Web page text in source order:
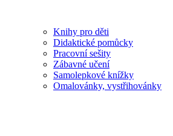
Knihy pro děti
Didaktické pomůcky
Pracovní sešity
Zábavné učení
Samolepkové knížky
Omalovánky, vystřihovánky